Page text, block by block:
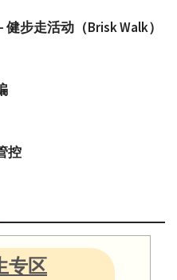
步走活动（Brisk Walk）
控
专区